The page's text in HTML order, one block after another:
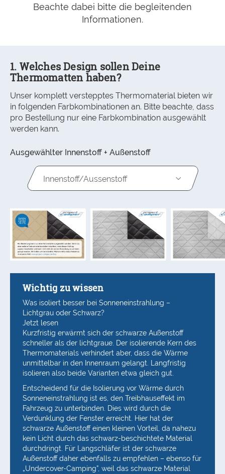
Beachte dabei bitte die begleitenden
Informationen.
1. Welches Design sollen Deine
Thermomatten haben?
Unser komplett verstepptes Thermomaterial bieten wir
in folgenden Farbkombinationen an. Bitte beachte, dass
pro Bestellung nur eine Farbkombination ausgewählt
werden kann.
Ausgewählter Innenstoff + Außenstoff
Innenstoff/Aussenstoff
Wichtig zu wissen
Was isoliert besser bei Sonneneinstrahlung –
Lichtgrau oder Schwarz?
Jetzt lesen
Kurzfristig erwärmt sich der schwarze Außenstoff
schneller als der lichtgraue. Der isolierende Kern des
Thermomaterials verhindert aber, dass die Wärme
unmittelbar in den Innenraum gelangt. Langfristig
isolieren also beide Varianten etwa gleich gut.
Entscheidend für die Isolierung vor Wärme durch
Sonneneinstrahlung ist es, den Treibhauseffekt im
Fahrzeug zu unterbinden. Dies wird durch die
Verdunklung der Fenster erreicht. Hier hat der
schwarze Außenstoff einen kleinen Vorteil, da nahezu
kein Licht durch das schwarz-beschichtete Material
durchdringt. Für Langschläfer ist der schwarze
Außenstoff daher ebenfalls zu empfehlen – ebenso für
„Undercover-Camping”, weil das schwarze Material